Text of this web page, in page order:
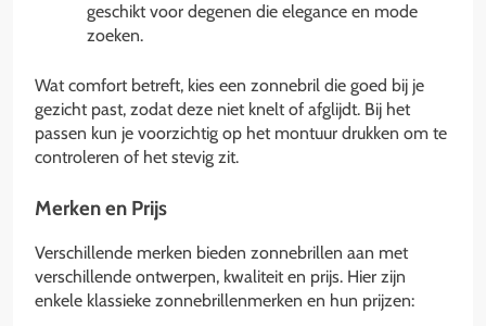
geschikt voor degenen die elegance en mode
zoeken.
Wat comfort betreft, kies een zonnebril die goed bij je
gezicht past, zodat deze niet knelt of afglijdt. Bij het
passen kun je voorzichtig op het montuur drukken om te
controleren of het stevig zit.
Merken en Prijs
Verschillende merken bieden zonnebrillen aan met
verschillende ontwerpen, kwaliteit en prijs. Hier zijn
enkele klassieke zonnebrillenmerken en hun prijzen: